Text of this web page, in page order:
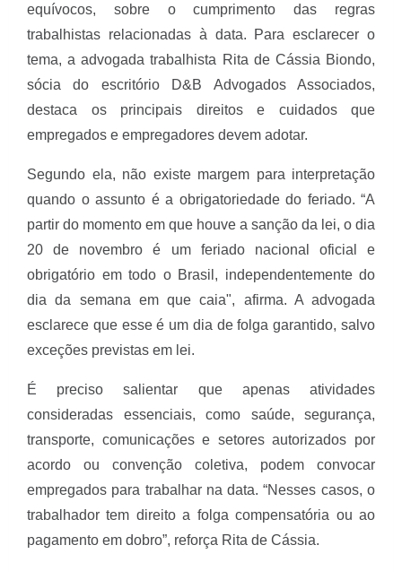
equívocos, sobre o cumprimento das regras
trabalhistas relacionadas à data. Para esclarecer o
tema, a advogada trabalhista Rita de Cássia Biondo,
sócia do escritório D&B Advogados Associados,
destaca os principais direitos e cuidados que
empregados e empregadores devem adotar.
Segundo ela, não existe margem para interpretação
quando o assunto é a obrigatoriedade do feriado. “A
partir do momento em que houve a sanção da lei, o dia
20 de novembro é um feriado nacional oficial e
obrigatório em todo o Brasil, independentemente do
dia da semana em que caia", afirma. A advogada
esclarece que esse é um dia de folga garantido, salvo
exceções previstas em lei.
É preciso salientar que apenas atividades
consideradas essenciais, como saúde, segurança,
transporte, comunicações e setores autorizados por
acordo ou convenção coletiva, podem convocar
empregados para trabalhar na data. “Nesses casos, o
trabalhador tem direito a folga compensatória ou ao
pagamento em dobro”, reforça Rita de Cássia.